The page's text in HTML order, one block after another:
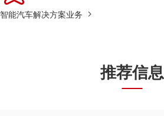
智能汽车解决方案业务
推荐信息